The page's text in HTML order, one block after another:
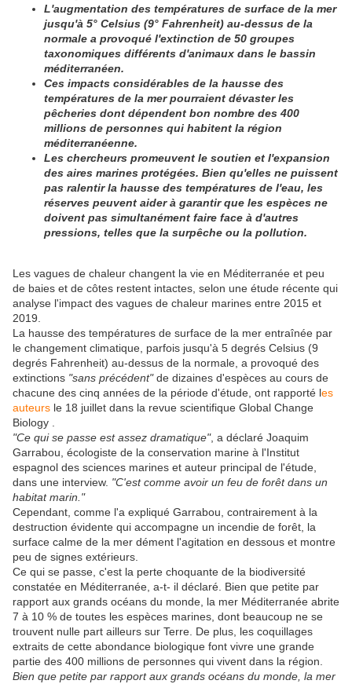
L'augmentation des températures de surface de la mer
jusqu'à 5° Celsius (9° Fahrenheit) au-dessus de la
normale a provoqué l'extinction de 50 groupes
taxonomiques différents d'animaux dans le bassin
méditerranéen.
Ces impacts considérables de la hausse des
températures de la mer pourraient dévaster les
pêcheries dont dépendent bon nombre des 400
millions de personnes qui habitent la région
méditerranéenne.
Les chercheurs promeuvent le soutien et l'expansion
des aires marines protégées. Bien qu'elles ne puissent
pas ralentir la hausse des températures de l'eau, les
réserves peuvent aider à garantir que les espèces ne
doivent pas simultanément faire face à d'autres
pressions, telles que la surpêche ou la pollution.
Les vagues de chaleur changent la vie en Méditerranée et peu
de baies et de côtes restent intactes, selon une étude récente qui
analyse l'impact des vagues de chaleur marines entre 2015 et
2019.
La hausse des températures de surface de la mer entraînée par
le changement climatique, parfois jusqu'à 5 degrés Celsius (9
degrés Fahrenheit) au-dessus de la normale, a provoqué des
extinctions "sans précédent"de dizaines d'espèces au cours de
chacune des cinq années de la période d'étude, ont rapporté les
auteurs le 18 juillet dans la revue scientifique Global Change
Biology .
"Ce qui se passe est assez dramatique", a déclaré Joaquim
Garrabou, écologiste de la conservation marine à l'Institut
espagnol des sciences marines et auteur principal de l'étude,
dans une interview. "C'est comme avoir un feu de forêt dans un
habitat marin."
Cependant, comme l'a expliqué Garrabou, contrairement à la
destruction évidente qui accompagne un incendie de forêt, la
surface calme de la mer dément l'agitation en dessous et montre
peu de signes extérieurs.
Ce qui se passe, c'est la perte choquante de la biodiversité
constatée en Méditerranée, a-t- il déclaré. Bien que petite par
rapport aux grands océans du monde, la mer Méditerranée abrite
7 à 10 % de toutes les espèces marines, dont beaucoup ne se
trouvent nulle part ailleurs sur Terre. De plus, les coquillages
extraits de cette abondance biologique font vivre une grande
partie des 400 millions de personnes qui vivent dans la région.
Bien que petite par rapport aux grands océans du monde, la mer